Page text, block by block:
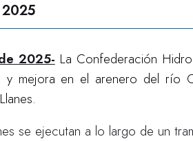
2025- La Confederación
y mejora en el arenero del río
se ejecutan a lo largo de un